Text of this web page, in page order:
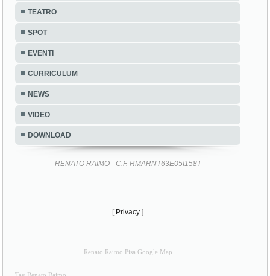
TEATRO
SPOT
EVENTI
CURRICULUM
NEWS
VIDEO
DOWNLOAD
RENATO RAIMO - C.F. RMARNT63E05I158T
[ Privacy ]
Renato Raimo Pisa Google Map